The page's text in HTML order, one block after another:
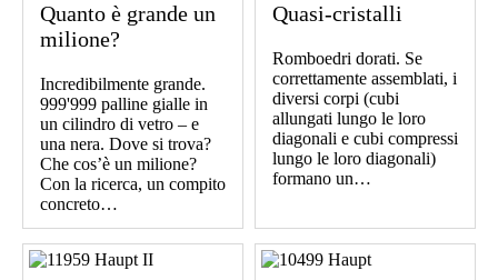
Quanto è grande un
milione?
Incredibilmente grande.
999'999 palline gialle in
un cilindro di vetro – e
una nera. Dove si trova?
Che cos’è un milione?
Con la ricerca, un compito
concreto…
Quasi-cristalli
Romboedri dorati. Se
correttamente assemblati, i
diversi corpi (cubi
allungati lungo le loro
diagonali e cubi compressi
lungo le loro diagonali)
formano un…